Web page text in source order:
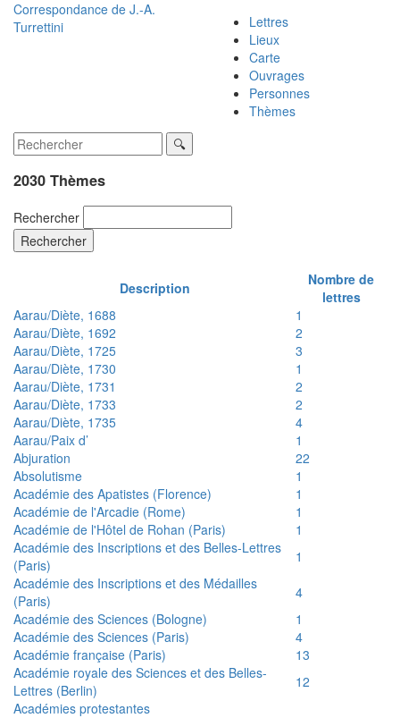
Correspondance de J.-A.
Turrettini
Lettres
Lieux
Carte
Ouvrages
Personnes
Thèmes
2030 Thèmes
Rechercher
Rechercher
Description
Nombre de
lettres
Aarau/Diète, 1688
1
Aarau/Diète, 1692
2
Aarau/Diète, 1725
3
Aarau/Diète, 1730
1
Aarau/Diète, 1731
2
Aarau/Diète, 1733
2
Aarau/Diète, 1735
4
Aarau/Paix d’
1
Abjuration
22
Absolutisme
1
Académie des Apatistes (Florence)
1
Académie de l'Arcadie (Rome)
1
Académie de l'Hôtel de Rohan (Paris)
1
Académie des Inscriptions et des Belles-Lettres
(Paris)
1
Académie des Inscriptions et des Médailles
(Paris)
4
Académie des Sciences (Bologne)
1
Académie des Sciences (Paris)
4
Académie française (Paris)
13
Académie royale des Sciences et des Belles-
Lettres (Berlin)
12
Académies protestantes